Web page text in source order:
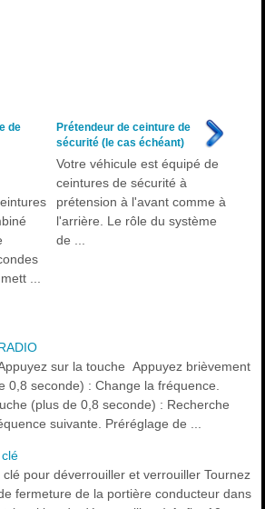
de
...
Prétendeur de ceinture de
sécurité (le cas échéant)
Votre véhicule est équipé de
ceintures de sécurité à
prétension à l'avant comme à
l'arrière. Le rôle du système
de ...
sur la touche Appuyez brièvement
0,8 seconde) : Change la fréquence.
(plus de 0,8 seconde) : Recherche
suivante. Préréglage de ...
pour déverrouiller et verrouiller Tournez
fermeture de la portière conducteur dans